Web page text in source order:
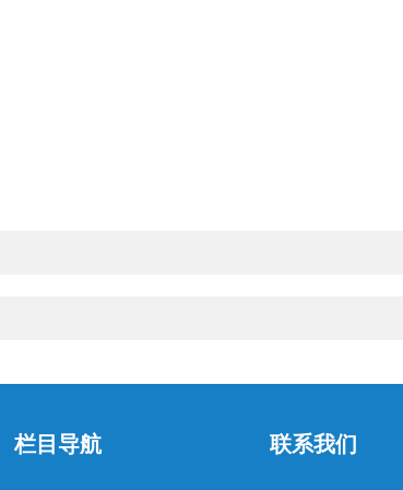
栏目导航 联系我们